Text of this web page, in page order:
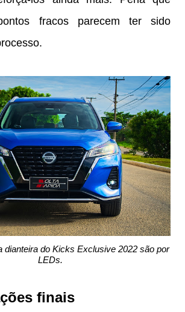
fracos parecem ter sido
dianteira do Kicks Exclusive 2022 são por
LEDs.
finais